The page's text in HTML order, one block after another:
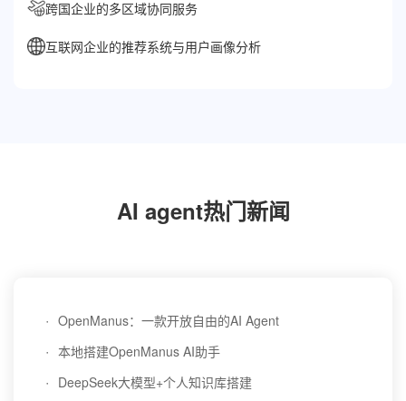
跨国企业的多区域协同服务
互联网企业的推荐系统与用户画像分析
AI agent热门新闻
· OpenManus：一款开放自由的AI Agent
· 本地搭建OpenManus AI助手
· DeepSeek大模型+个人知识库搭建